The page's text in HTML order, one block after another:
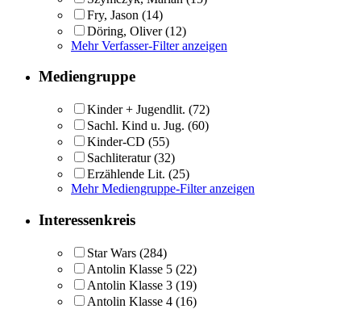
Fry, Jason (14)
Döring, Oliver(12)
Mehr Verfasser-Filter anzeigen
Mediengruppe
Kinder + Jugendlit. (72)
Sachl. Kind u. Jug. (60)
Kinder-CD (55)
Sachliteratur (32)
Erzählende Lit. (25)
Mehr Mediengruppe-Filter anzeigen
Interessenkreis
Star Wars (284)
Antolin Klasse 5 (22)
Antolin Klasse 3 (19)
Antolin Klasse 4 (16)